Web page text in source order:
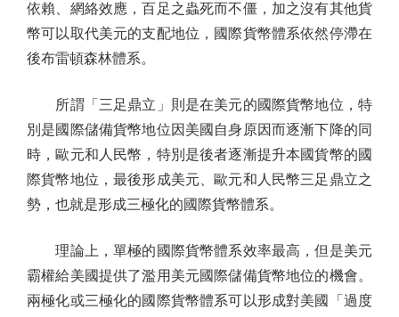
依賴、網絡效應，百足之蟲死而不僵，加之沒有其他貨
幣可以取代美元的支配地位，國際貨幣體系依然停滯在
後布雷頓森林體系。
所謂「三足鼎立」則是在美元的國際貨幣地位，特
別是國際儲備貨幣地位因美國自身原因而逐漸下降的同
時，歐元和人民幣，特別是後者逐漸提升本國貨幣的國
際貨幣地位，最後形成美元、歐元和人民幣三足鼎立之
勢，也就是形成三極化的國際貨幣體系。
理論上，單極的國際貨幣體系效率最高，但是美元
霸權給美國提供了濫用美元國際儲備貨幣地位的機會。
兩極化或三極化的國際貨幣體系可以形成對美國「過度